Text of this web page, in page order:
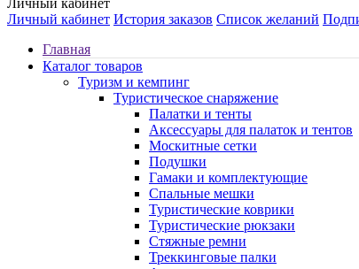
Личный кабинет
Личный кабинет История заказов Список желаний
Главная
Каталог товаров
Туризм и кемпинг
Туристическое снаряжение
Палатки и тенты
Аксессуары для палаток и тентов
Москитные сетки
Подушки
Гамаки и комплектующие
Спальные мешки
Туристические коврики
Туристические рюкзаки
Стяжные ремни
Треккинговые палки